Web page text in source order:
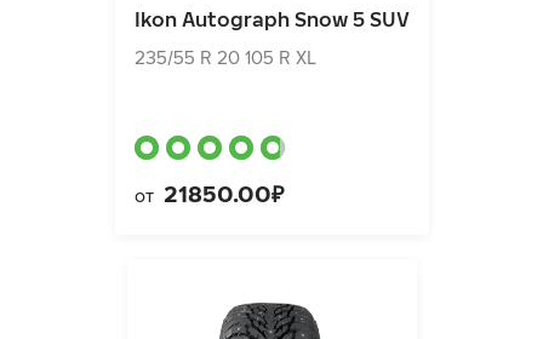
Ikon Autograph Snow 5 SUV
235/55 R 20 105 R XL
от 21850.00₽
от21850.00₽